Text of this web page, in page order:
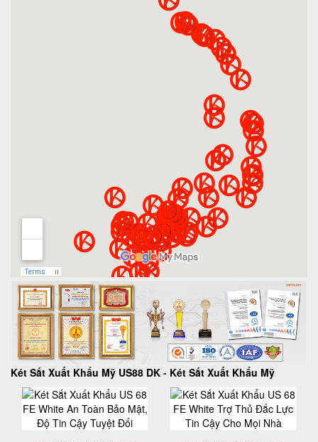
Két Sắt Xuất Khẩu Mỹ US88 DK - Két Sắt Xuất Khẩu Mỹ